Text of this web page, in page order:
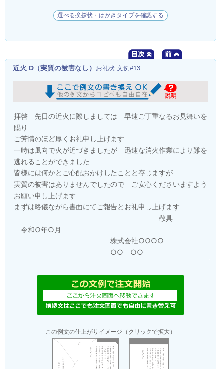
選べる挨拶状・はがきタイプを確認する
近火 D（実質の被害なし） お礼状 文例#13
この例文の仕上がりイメージ（クリックで拡大）